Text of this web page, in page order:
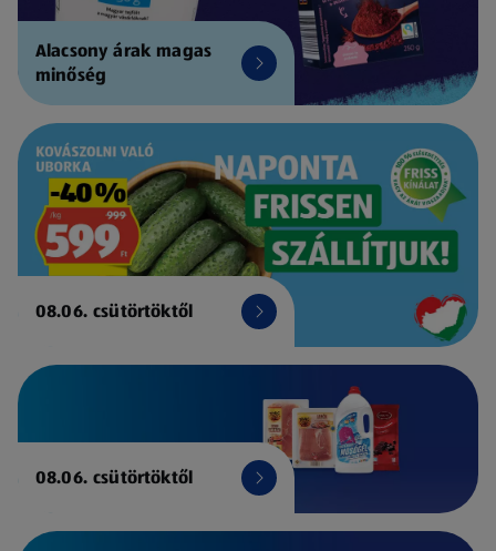
Alacsony árak magas
minőség
08.06. csütörtöktől
08.06. csütörtöktől